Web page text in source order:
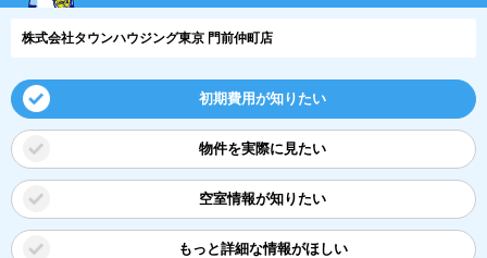
株式会社タウンハウジング東京 門前仲町店
初期費用が知りたい
物件を実際に見たい
空室情報が知りたい
もっと詳細な情報がほしい